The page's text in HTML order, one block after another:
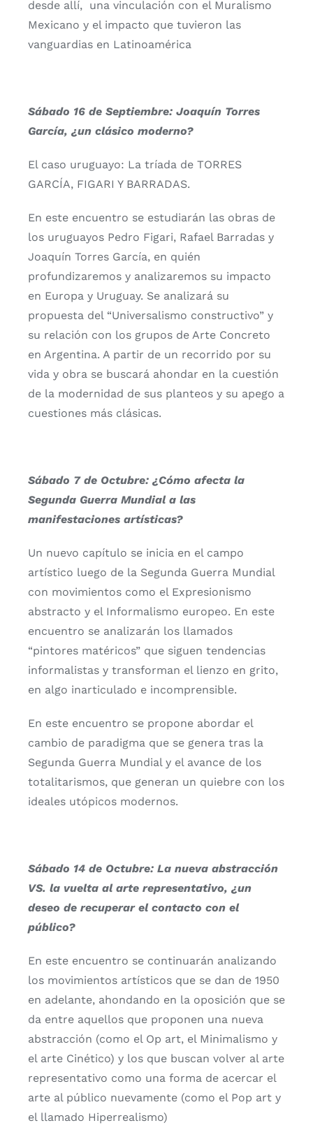
desde allí, una vinculación con el Muralismo
Mexicano y el impacto que tuvieron las
vanguardias en Latinoamérica
Sábado 16 de Septiembre: Joaquín Torres
García, ¿un clásico moderno?
El caso uruguayo: La tríada de TORRES
GARCÍA, FIGARI Y BARRADAS.
En este encuentro se estudiarán las obras de
los uruguayos Pedro Figari, Rafael Barradas y
Joaquín Torres García, en quién
profundizaremos y analizaremos su impacto
en Europa y Uruguay. Se analizará su
propuesta del “Universalismo constructivo” y
su relación con los grupos de Arte Concreto
en Argentina. A partir de un recorrido por su
vida y obra se buscará ahondar en la cuestión
de la modernidad de sus planteos y su apego a
cuestiones más clásicas.
Sábado 7 de Octubre: ¿Cómo afecta la
Segunda Guerra Mundial a las
manifestaciones artísticas?
Un nuevo capítulo se inicia en el campo
artístico luego de la Segunda Guerra Mundial
con movimientos como el Expresionismo
abstracto y el Informalismo europeo. En este
encuentro se analizarán los llamados
“pintores matéricos” que siguen tendencias
informalistas y transforman el lienzo en grito,
en algo inarticulado e incomprensible.
En este encuentro se propone abordar el
cambio de paradigma que se genera tras la
Segunda Guerra Mundial y el avance de los
totalitarismos, que generan un quiebre con los
ideales utópicos modernos.
Sábado 14 de Octubre: La nueva abstracción
VS. la vuelta al arte representativo, ¿un
deseo de recuperar el contacto con el
público?
En este encuentro se continuarán analizando
los movimientos artísticos que se dan de 1950
en adelante, ahondando en la oposición que se
da entre aquellos que proponen una nueva
abstracción (como el Op art, el Minimalismo y
el arte Cinético) y los que buscan volver al arte
representativo como una forma de acercar el
arte al público nuevamente (como el Pop art y
el llamado Hiperrealismo)